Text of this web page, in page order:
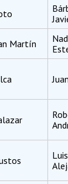
Martín
Luis